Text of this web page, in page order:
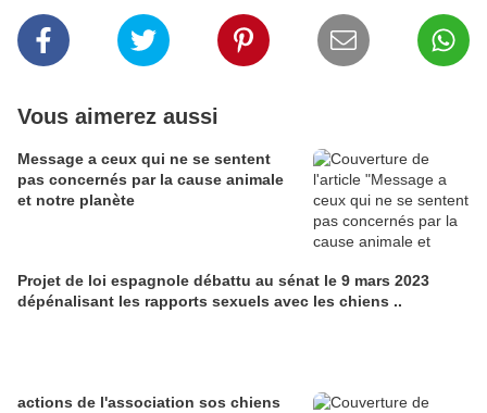
Vous aimerez aussi
Message a ceux qui ne se sentent
pas concernés par la cause animale
et notre planète
Projet de loi espagnole débattu au sénat le 9 mars 2023
dépénalisant les rapports sexuels avec les chiens ..
actions de l'association sos chiens